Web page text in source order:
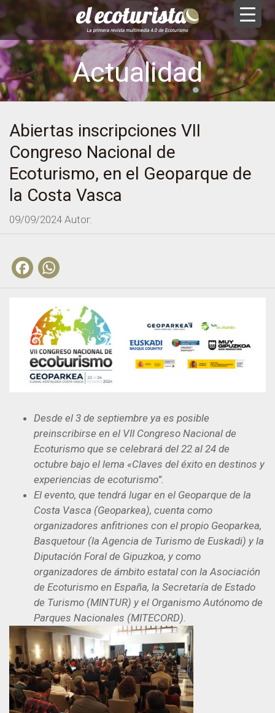
Actualidad
Abiertas inscripciones VII
Congreso Nacional de
Ecoturismo, en el Geoparque de
la Costa Vasca
09/09/2024 Autor:
Facebook
Desde el 3 de septiembre ya es posible
preinscribirse en el VII Congreso Nacional de
Ecoturismo que se celebrará del 22 al 24 de
octubre bajo el lema «Claves del éxito en destinos y
experiencias de ecoturismo”.
El evento, que tendrá lugar en el Geoparque de la
Costa Vasca (Geoparkea), cuenta como
organizadores anfitriones con el propio Geoparkea,
Basquetour (la Agencia de Turismo de Euskadi) y la
Diputación Foral de Gipuzkoa, y como
organizadores de ámbito estatal con la Asociación
de Ecoturismo en España, la Secretaría de Estado
de Turismo (MINTUR) y el Organismo Autónomo de
Parques Nacionales (MITECORD).